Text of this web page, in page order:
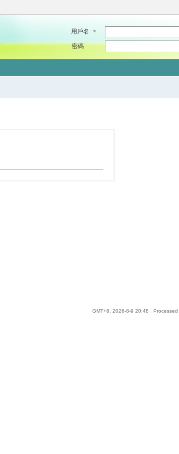
用戶名
密碼
GMT+8, 2026-8-9 20:48 ,